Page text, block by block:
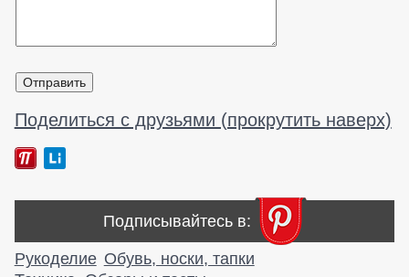
Поделиться с друзьями (прокрутить наверх)
Подписывайтесь в:
Рукоделие Обувь, носки, тапки